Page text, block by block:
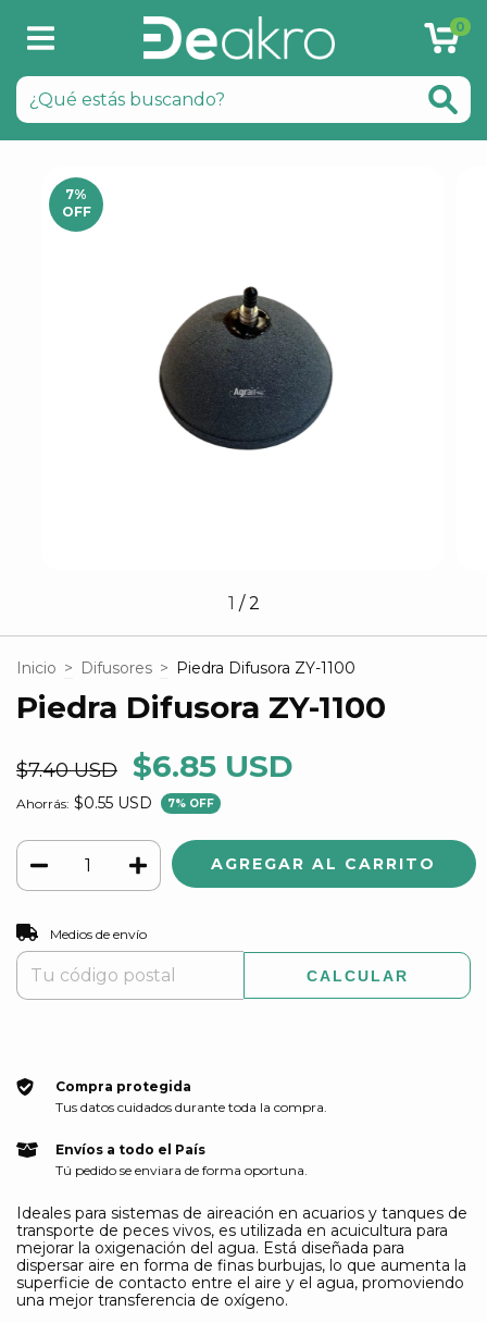
0
7%
OFF
1 /2
Inicio > Difusores > Piedra Difusora ZY-1100
Piedra Difusora ZY-1100
$7.40 USD $6.85 USD
Ahorrás: $0.55 USD 7% OFF
Entregas para el CP:
Medios de envío
CALCULAR
Compra protegida
Tus datos cuidados durante toda la compra.
Envíos a todo el País
Tú pedido se enviara de forma oportuna.
Ideales para sistemas de aireación en acuarios y tanques de
transporte de peces vivos, es utilizada en acuicultura para
mejorar la oxigenación del agua. Está diseñada para
dispersar aire en forma de finas burbujas, lo que aumenta la
superficie de contacto entre el aire y el agua, promoviendo
una mejor transferencia de oxígeno.